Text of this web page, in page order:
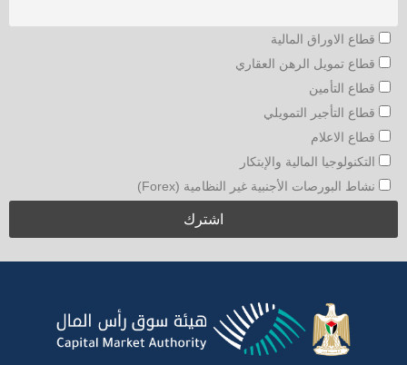
قطاع الاوراق المالية
قطاع تمويل الرهن العقاري
قطاع التأمين
قطاع التأجير التمويلي
قطاع الاعلام
التكنولوجيا المالية والإبتكار
نشاط البورصات الأجنبية غير النظامية (Forex)